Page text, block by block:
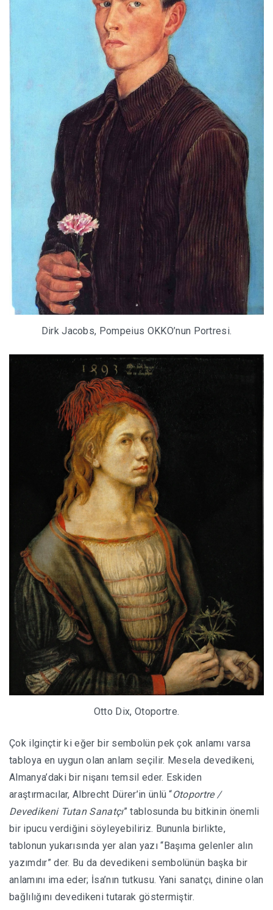
Dirk Jacobs, Pompeius OKKO’nun Portresi.
Otto Dix, Otoportre.
Çok ilginçtir ki eğer bir sembolün pek çok anlamı varsa
tabloya en uygun olan anlam seçilir. Mesela devedikeni,
Almanya’daki bir nişanı temsil eder. Eskiden
araştırmacılar, Albrecht Dürer’in ünlü “Otoportre /
Devedikeni Tutan Sanatçı” tablosunda bu bitkinin önemli
bir ipucu verdiğini söyleyebiliriz. Bununla birlikte,
tablonun yukarısında yer alan yazı “Başıma gelenler alın
yazımdır” der. Bu da devedikeni sembolünün başka bir
anlamını ima eder; İsa’nın tutkusu. Yani sanatçı, dinine olan
bağlılığını devedikeni tutarak göstermiştir.